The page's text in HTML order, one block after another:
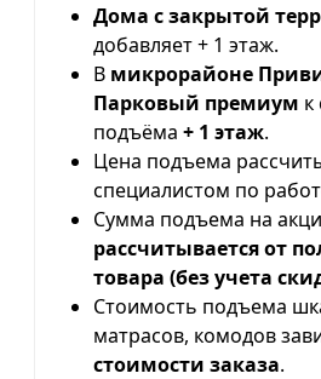
Дома с закрытой
добавляет + 1 этаж.
В микрорайоне
Парковый премиум к
подъёма + 1 этаж.
Цена подъема
специалистом по
Сумма подъема на
рассчитывается от
товара (без учета
Стоимость подъема
матрасов, комодов
стоимости заказа.